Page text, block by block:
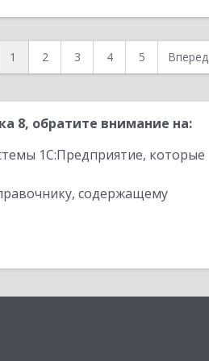
1 2 3 4 5 Вперед
8, обратите внимание на:
1С:Предприятие, которые
содержащему